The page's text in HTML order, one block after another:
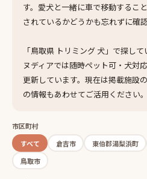
す。愛犬と一緒に車で移動するこ
されているかどうかも忘れずに確認
「鳥取県 トリミング 犬」で探し
ヌディアでは随時ペット可・犬対
更新しています。現在は掲載施設
の情報もあわせてご活用ください。
市区町村
すべて
倉吉市 東伯郡湯梨浜町
鳥取市